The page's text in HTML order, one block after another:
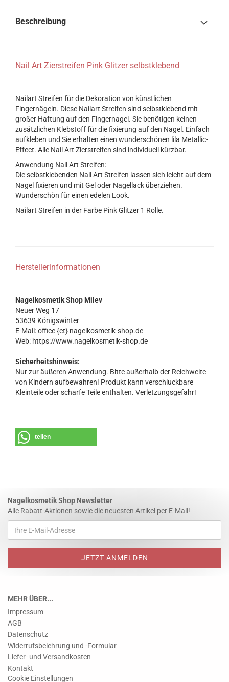
Beschreibung
Nail Art Zierstreifen Pink Glitzer selbstklebend
Nailart Streifen für die Dekoration von künstlichen
Fingernägeln. Diese Nailart Streifen sind selbstklebend mit
großer Haftung auf den Fingernagel. Sie benötigen keinen
zusätzlichen Klebstoff für die fixierung auf den Nagel. Einfach
aufkleben und Sie erhalten einen wunderschönen lila Metallic-
Effect. Alle Nail Art Zierstreifen sind individuell kürzbar.
Anwendung Nail Art Streifen:
Die selbstklebenden Nail Art Streifen lassen sich leicht auf dem
Nagel fixieren und mit Gel oder Nagellack überziehen.
Wunderschön für einen edelen Look.
Nailart Streifen in der Farbe Pink Glitzer 1 Rolle.
Herstellerinformationen
Nagelkosmetik Shop Milev
Neuer Weg 17
53639 Königswinter
E-Mail: office {et} nagelkosmetik-shop.de
Web: https://www.nagelkosmetik-shop.de
Sicherheitshinweis:
Nur zur äußeren Anwendung. Bitte außerhalb der Reichweite
von Kindern aufbewahren! Produkt kann verschluckbare
Kleinteile oder scharfe Teile enthalten. Verletzungsgefahr!
teilen
Nagelkosmetik Shop Newsletter
Alle Rabatt-Aktionen sowie die neuesten Artikel per E-Mail!
MEHR ÜBER...
Impressum
AGB
Datenschutz
Widerrufsbelehrung und -Formular
Liefer- und Versandkosten
Kontakt
Cookie Einstellungen